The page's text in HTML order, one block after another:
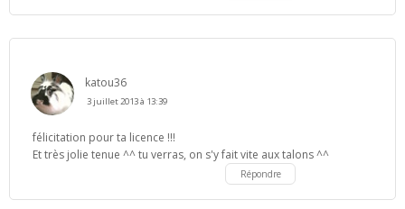
katou36
3 juillet 2013 à 13:39
félicitation pour ta licence !!!
Et très jolie tenue ^^ tu verras, on s'y fait vite aux talons ^^
Répondre